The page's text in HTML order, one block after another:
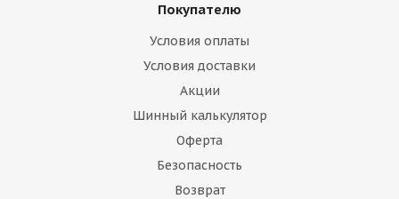
Покупателю
Условия оплаты
Условия доставки
Акции
Шинный калькулятор
Оферта
Безопасность
Возврат
раз в 2 недели